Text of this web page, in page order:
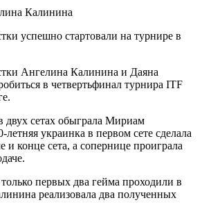
Калинина
успешно стартовали на турнире в
Ангелина Калинина и Даяна
в четвертьфинал турнира ITF
двух сетах обыграла Мириам
летняя украинка в первом сете сделала
и конце сета, а сопернице проиграла
первых два гейма проходили в
реализовала два полученных